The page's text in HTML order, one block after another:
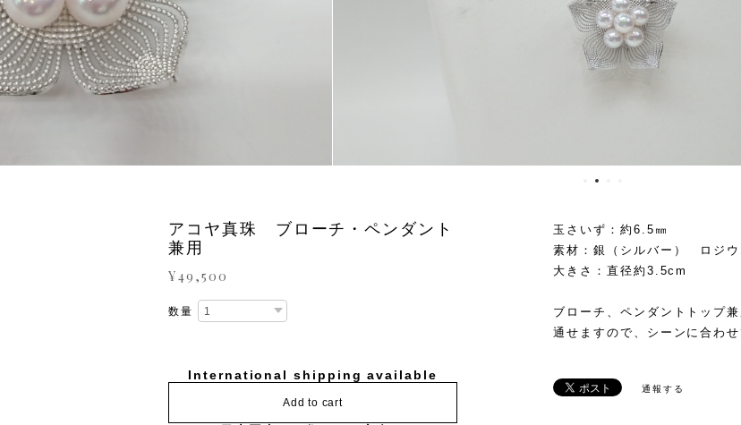
アコヤ真珠 ブローチ・ペンダント
兼用
¥49,500
数量
International shipping available
Add to cart
玉さいず：約6.5㎜
素材：銀（シルバー） ロジウ
大きさ：直径約3.5cm
ブローチ、ペンダントトップ
通せますので、シーンに合わ
通報する